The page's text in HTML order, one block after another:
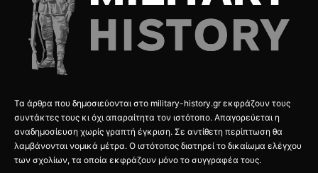
Τα άρθρα που δημοσιεύονται στο military-history.gr εκφράζουν τους
συντάκτες τους κι όχι απαραίτητα τον ιστότοπο. Απαγορεύεται η
αναδημοσίευση χωρίς γραπτή έγκριση. Σε αντίθετη περίπτωση θα
λαμβάνονται νομικά μέτρα. Ο ιστότοπος διατηρεί το δικαίωμα ελέγχου
των σχολίων, τα οποία εκφράζουν μόνο το συγγραφέα τους.